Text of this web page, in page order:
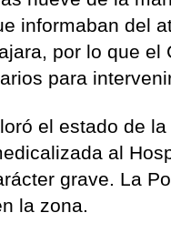
informaban del
por lo que el
para
el estado de
al
grave. La
la zona.